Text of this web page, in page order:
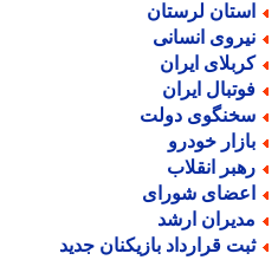
لرستان
انسانی
ایران
ایران
دولت
خودرو
انقلاب
شورای
ارشد
قرارداد بازیکنان جدید